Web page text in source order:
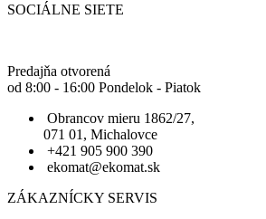
SOCIÁLNE SIETE
Predajňa otvorená
od 8:00 - 16:00 Pondelok - Piatok
Obrancov mieru 1862/27,
071 01, Michalovce
+421 905 900 390
ekomat@ekomat.sk
ZÁKAZNÍCKY SERVIS